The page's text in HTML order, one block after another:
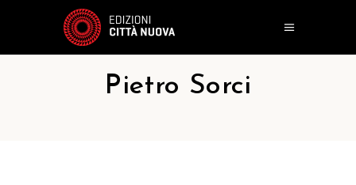
Pietro Sorci